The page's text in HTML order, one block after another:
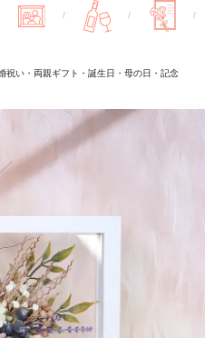
/ / /
祝い・両親ギフト・誕生日・母の日・記念